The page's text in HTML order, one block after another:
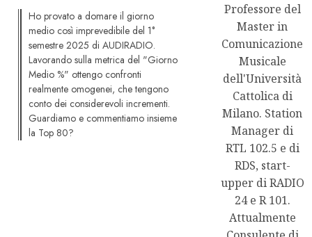
Ho provato a domare il giorno
medio così imprevedibile del 1°
semestre 2025 di AUDIRADIO.
Lavorando sulla metrica del "Giorno
Medio %" ottengo confronti
realmente omogenei, che tengono
conto dei considerevoli incrementi.
Guardiamo e commentiamo insieme
la Top 80?
Professore del
Master in
Comunicazione
Musicale
dell'Università
Cattolica di
Milano. Station
Manager di
RTL 102.5 e di
RDS, start-
upper di RADIO
24 e R 101.
Attualmente